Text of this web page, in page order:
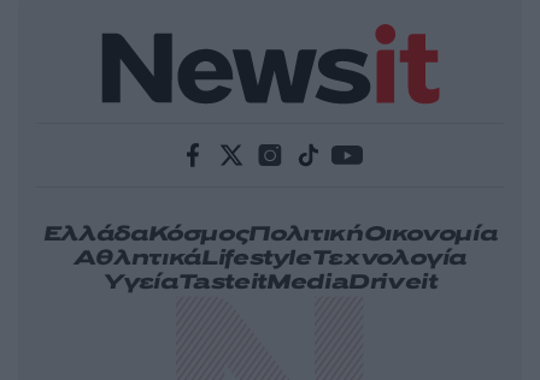
ΕλλάδαΚόσμοςΠολιτικήΟικονομία
ΑθλητικάLifestyleΤεχνολογία
ΥγείαTasteitMediaDriveit